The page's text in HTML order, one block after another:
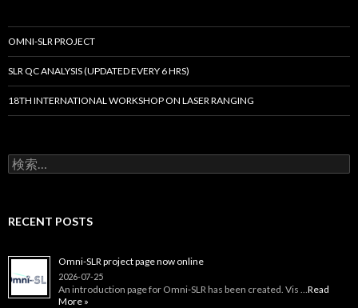
ョ
ン
OMNI-SLR PROJECT
SLR QC ANALYSIS (UPDATED EVERY 6 HRS)
18TH INTERNATIONAL WORKSHOP ON LASER RANGING
検
索:
RECENT POSTS
Omni-SLR project page now online
2026-07-25
An introduction page for Omni‑SLR has been created. Vis …Read
More »